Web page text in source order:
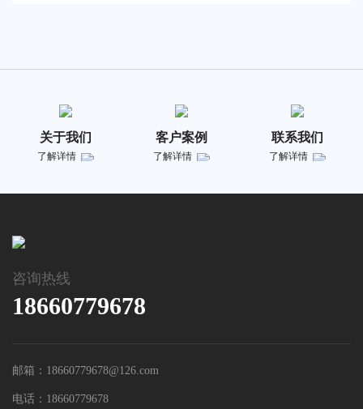
关于我们
了解详情
客户案例
了解详情
联系我们
了解详情
咨询热线
18660779678
邮箱：18660779678@126.com
电话：18660779678